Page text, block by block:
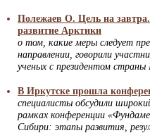
Полежаев О. Цель на
развитие Арктики
о том, какие меры следует
направлении, говорили
ученых с президентом
В Иркутске прошла
специалисты обсудили
рамках конференции
Сибири: этапы развития,